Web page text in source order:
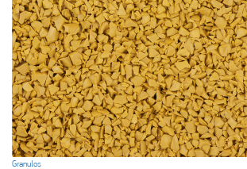
Granulos